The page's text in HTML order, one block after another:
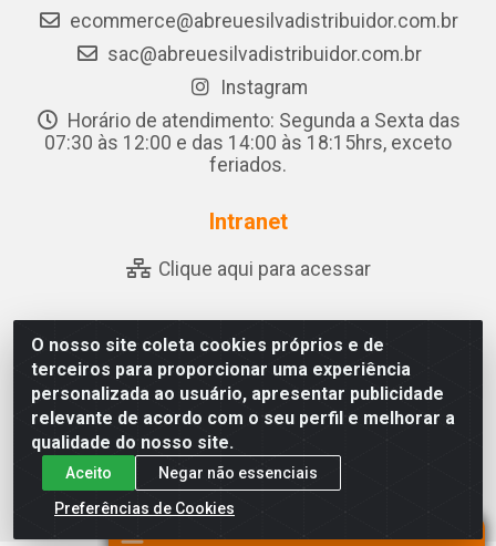
O nosso site coleta cookies próprios e de
terceiros para proporcionar uma experiência
personalizada ao usuário, apresentar publicidade
relevante de acordo com o seu perfil e melhorar a
qualidade do nosso site.
Aceito
Negar não essenciais
Preferências de Cookies
ecommerce@abreuesilvadistribuidor.com.br
sac@abreuesilvadistribuidor.com.br
Instagram
Horário de atendimento: Segunda a Sexta das
07:30 às 12:00 e das 14:00 às 18:15hrs, exceto
feriados.
Intranet
Clique aqui para acessar
Abreu & Silva - Rua Padre Jose de Souza Leite, 265 -
Ariado, Olho D'Água das Flores/AL - CEP 57.442-000 -
CNPJ 04.790.656/0001-06